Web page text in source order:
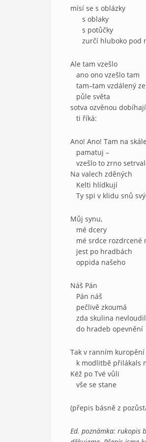
mísí se s oblázky
s oblaky
s potůčky
zurčí hluboko pod
Ale tam vzešlo
ano ono vzešlo tam
tam–tam vzdálený
půle světa
sotva ozvěnou
ti říká:
Ano! Ano! Tam na
pamatuj –
vzešlo to zrno
Na valech zděných
Kelti hlídkují
Ty spi v klidu snů
Můj synu,
mé dcery
mé srdce rozdrcené
jest po hradbách
oppida našeho
Náš Pán
Pán náš
pečlivě zkoumá
zda skulina
do hradeb opevnění
Tak v ranním kuropění
k modlitbě přilákals
Kéž po Tvé vůli
vše se stane
(přepis básně z
Ed. poznámka: rukopis